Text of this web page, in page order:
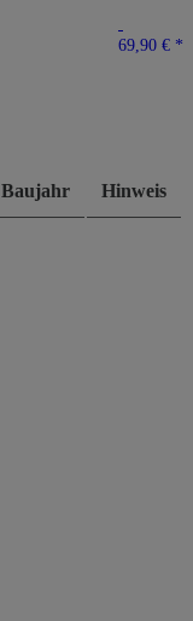
69,90 € *
Baujahr Hinweis